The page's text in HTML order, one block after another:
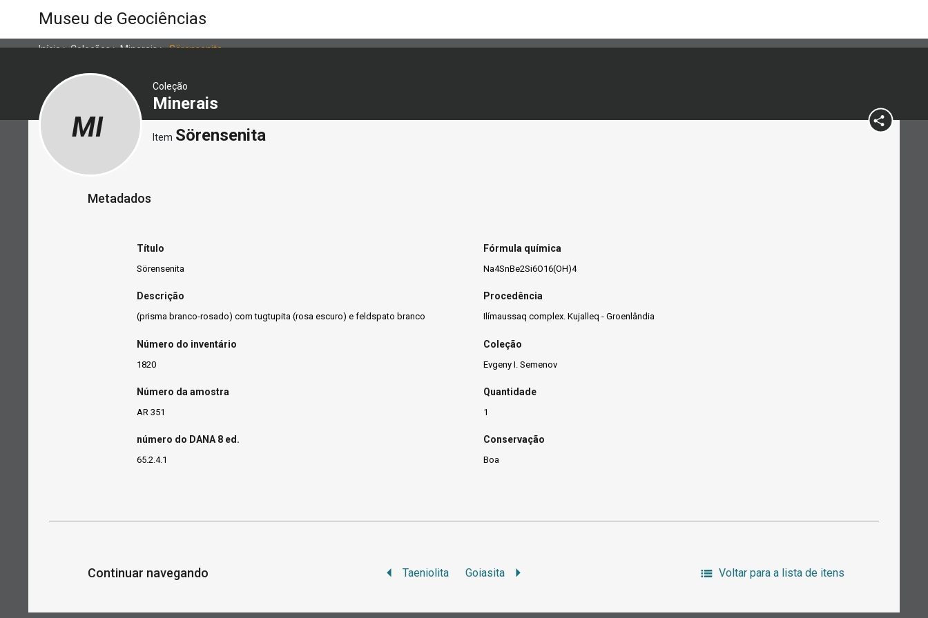
Museu de Geociências
Início>Coleções>Minerais>Sörensenita
Coleção
Minerais
MI Item Sörensenita
Metadados
Título
Sörensenita
Descrição
(prisma branco-rosado) com tugtupita (rosa escuro) e feldspato branco
Número do inventário
1820
Número da amostra
AR 351
número do DANA 8 ed.
65.2.4.1
Fórmula química
Na4SnBe2Si6O16(OH)4
Procedência
Ilímaussaq complex. Kujalleq - Groenlândia
Coleção
Evgeny I. Semenov
Quantidade
1
Conservação
Boa
Continuar navegando Taeniolita Goiasita Voltar para a lista de itens